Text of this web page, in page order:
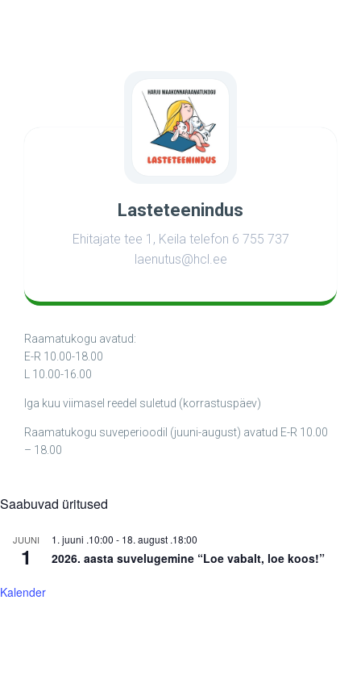
Lasteteenindus
Ehitajate tee 1, Keila telefon 6 755 737
laenutus@hcl.ee
Raamatukogu avatud:
E-R 10.00-18.00
L 10.00-16.00
Iga kuu viimasel reedel suletud (korrastuspäev)
Raamatukogu suveperioodil (juuni-august) avatud E-R 10.00
– 18.00
Saabuvad üritused
JUUNI
1
1. juuni .10:00 - 18. august .18:00
2026. aasta suvelugemine “Loe vabalt, loe koos!”
Kalender